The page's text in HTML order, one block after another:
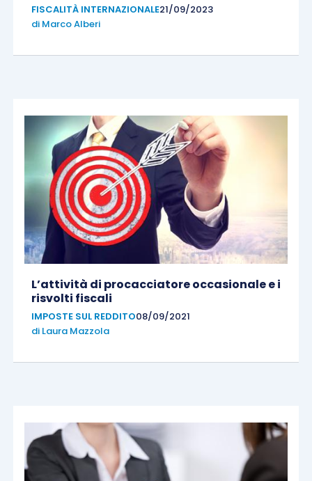
FISCALITÀ INTERNAZIONALE21/09/2023
di Marco Alberi
L’attività di procacciatore occasionale e i
risvolti fiscali
IMPOSTE SUL REDDITO08/09/2021
di Laura Mazzola